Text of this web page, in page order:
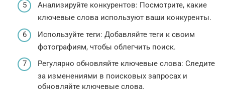
Анализируйте конкурентов: Посмотрите, какие
ключевые слова используют ваши конкуренты.
Используйте теги: Добавляйте теги к своим
фотографиям, чтобы облегчить поиск.
Регулярно обновляйте ключевые слова: Следите
за изменениями в поисковых запросах и
обновляйте ключевые слова.